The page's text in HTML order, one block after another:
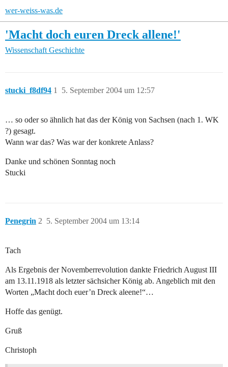
wer-weiss-was.de
'Macht doch euren Dreck allene!'
Wissenschaft Geschichte
stucki_f8df94 5. September 2004 um 12:57
1
… so oder so ähnlich hat das der König von Sachsen (nach 1. WK
?) gesagt.
Wann war das? Was war der konkrete Anlass?
Danke und schönen Sonntag noch
Stucki
Penegrin 5. September 2004 um 13:14
2
Tach
Als Ergebnis der Novemberrevolution dankte Friedrich August III
am 13.11.1918 als letzter sächsicher König ab. Angeblich mit den
Worten „Macht doch euer’n Dreck aleene!“…
Hoffe das genügt.
Gruß
Christoph